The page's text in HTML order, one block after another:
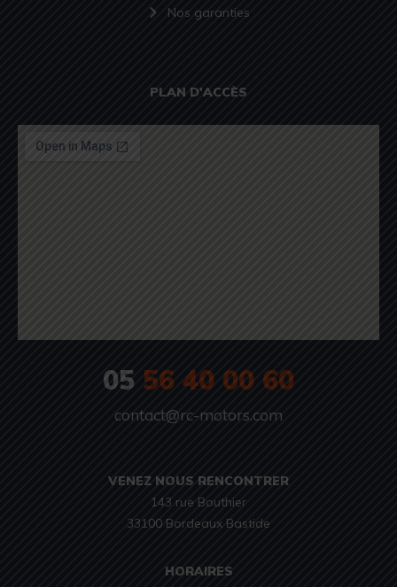
Nos garanties
PLAN D'ACCÈS
05 56 40 00 60
contact@rc-motors.com
VENEZ NOUS RENCONTRER
143 rue Bouthier
33100 Bordeaux Bastide
HORAIRES